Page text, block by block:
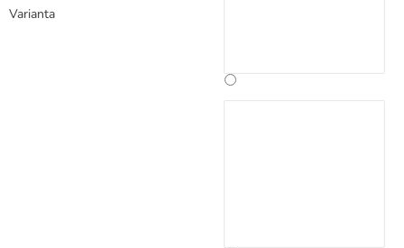
Varianta